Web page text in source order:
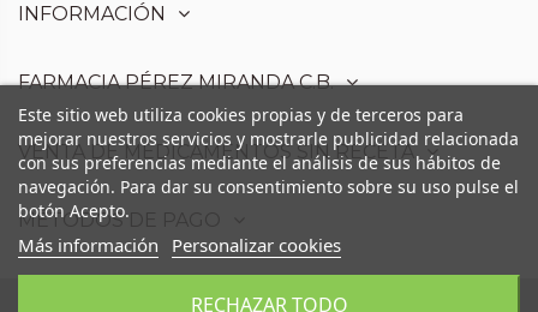
INFORMACIÓN
FARMACIA PÉREZ MIRANDA C.B.
VENTA DE MEDICAMENTOS SIN RECETA
MÉTODOS DE PAGO
Este sitio web utiliza cookies propias y de terceros para
mejorar nuestros servicios y mostrarle publicidad relacionada
con sus preferencias mediante el análisis de sus hábitos de
navegación. Para dar su consentimiento sobre su uso pulse el
botón Acepto.
Más información Personalizar cookies
RECHAZAR TODO